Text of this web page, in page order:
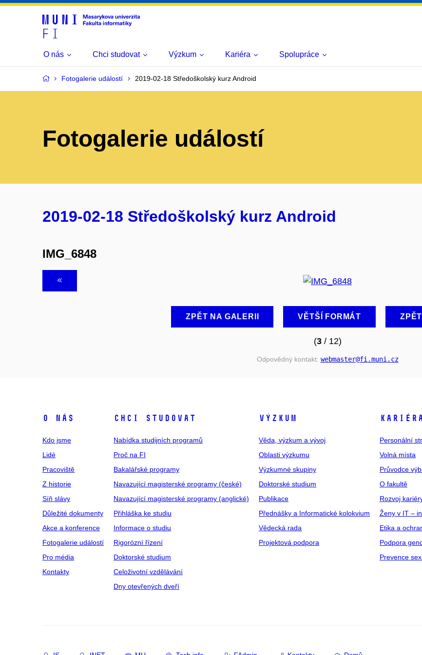
O nás Chci studovat Výzkum Kariéra Spolupráce
Fotogalerie událostí 2019-02-18 Středoškolský kurz Android
Fotogalerie událostí
2019-02-18 Středoškolský kurz Android
IMG_6848
ZPĚT NA GALERII VĚTŠÍ FORMÁT
(3/ 12)
Odpovědný kontakt: webmaster@fi .muni .cz
O NÁS
Kdo jsme
Lidé
Pracoviště
Z historie
Síň slávy
Důležité dokumenty
Akce a konference
Fotogalerie událostí
Pro média
Kontakty
CHCI STUDOVAT
Nabídka studijních programů
Proč na FI
Bakalářské programy
Navazující magisterské programy (české)
Navazující magisterské programy (anglické)
Přihláška ke studiu
Informace o studiu
Rigorózní řízení
Doktorské studium
Celoživotní vzdělávání
Dny otevřených dveří
VÝZKUM
Věda, výzkum a vývoj
Oblasti výzkumu
Výzkumné skupiny
Doktorské studium
Publikace
Přednášky a Informatické kolokvium
Vědecká rada
Projektová podpora
KARIÉRA
Personální
Volná místa
Průvodce
O fakultě
Rozvoj
Ženy v IT –
Etika a
Podpora
Prevence